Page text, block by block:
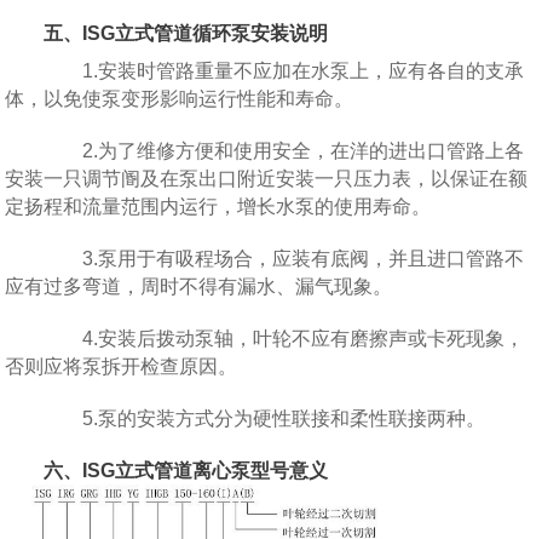
五、ISG立式管道循环泵安装说明
1.安装时管路重量不应加在水泵上，应有各自的支承
体，以免使泵变形影响运行性能和寿命。
2.为了维修方便和使用安全，在洋的进出口管路上各
安装一只调节阍及在泵出口附近安装一只压力表，以保证在额
定扬程和流量范围内运行，增长水泵的使用寿命。
3.泵用于有吸程场合，应装有底阀，并且进口管路不
应有过多弯道，周时不得有漏水、漏气现象。
4.安装后拨动泵轴，叶轮不应有磨擦声或卡死现象，
否则应将泵拆开检查原因。
5.泵的安装方式分为硬性联接和柔性联接两种。
六、ISG立式管道离心泵型号意义